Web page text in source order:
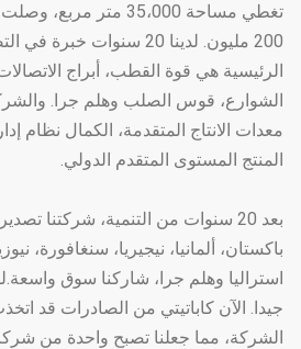
تغطي مساحة 35،000 متر
200 مليون. لدينا 20 سنوات
الرئيسية هي قوة القطب، أبراج
الشوارع، قوس الصلب وهلم جرا.
معدات الانتاج المتقدمة، الكمال نظام
المنتج المستوى المتقدم الدولي.
بعد 20 سنوات من التنمية، شركتنا
باكستان، ألمانيا، نيجيريا، سنغافورة،
استراليا وهلم جرا، شاركنا سوق
الشركة، مما جعلنا تصبح واحدة من